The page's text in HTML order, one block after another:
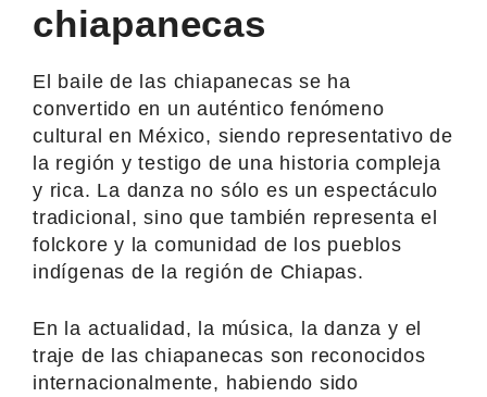
chiapanecas
El baile de las chiapanecas se ha
convertido en un auténtico fenómeno
cultural en México, siendo representativo de
la región y testigo de una historia compleja
y rica. La danza no sólo es un espectáculo
tradicional, sino que también representa el
folckore y la comunidad de los pueblos
indígenas de la región de Chiapas.
En la actualidad, la música, la danza y el
traje de las chiapanecas son reconocidos
internacionalmente, habiendo sido